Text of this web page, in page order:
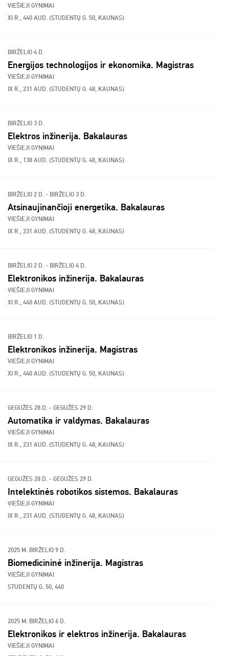
VIEŠIEJI GYNIMAI
XI R., 440 AUD. (STUDENTŲ G. 50, KAUNAS)
BIRŽELIO 4 D.
Energijos technologijos ir ekonomika. Magistras
VIEŠIEJI GYNIMAI
IX R., 231 AUD. (STUDENTŲ G. 48, KAUNAS)
BIRŽELIO 3 D.
Elektros inžinerija. Bakalauras
VIEŠIEJI GYNIMAI
IX R., 138 AUD. (STUDENTŲ G. 48, KAUNAS)
BIRŽELIO 2 D. - BIRŽELIO 3 D.
Atsinaujinančioji energetika. Bakalauras
VIEŠIEJI GYNIMAI
IX R., 231 AUD. (STUDENTŲ G. 48, KAUNAS)
BIRŽELIO 2 D. - BIRŽELIO 4 D.
Elektronikos inžinerija. Bakalauras
VIEŠIEJI GYNIMAI
XI R., 440 AUD. (STUDENTŲ G. 50, KAUNAS)
BIRŽELIO 1 D.
Elektronikos inžinerija. Magistras
VIEŠIEJI GYNIMAI
XI R., 440 AUD. (STUDENTŲ G. 50, KAUNAS)
GEGUŽĖS 28 D. - GEGUŽĖS 29 D.
Automatika ir valdymas. Bakalauras
VIEŠIEJI GYNIMAI
IX R., 231 AUD. (STUDENTŲ G. 48, KAUNAS)
GEGUŽĖS 28 D. - GEGUŽĖS 29 D.
Intelektinės robotikos sistemos. Bakalauras
VIEŠIEJI GYNIMAI
IX R., 231 AUD. (STUDENTŲ G. 48, KAUNAS)
2025 M. BIRŽELIO 9 D.
Biomedicininė inžinerija. Magistras
VIEŠIEJI GYNIMAI
STUDENTŲ G. 50, 440
2025 M. BIRŽELIO 6 D.
Elektronikos ir elektros inžinerija. Bakalauras
VIEŠIEJI GYNIMAI